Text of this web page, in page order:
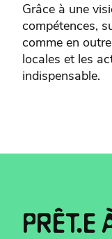
Grâce à une
compétences,
comme en
locales et les
indispensable.
PRÊT.E